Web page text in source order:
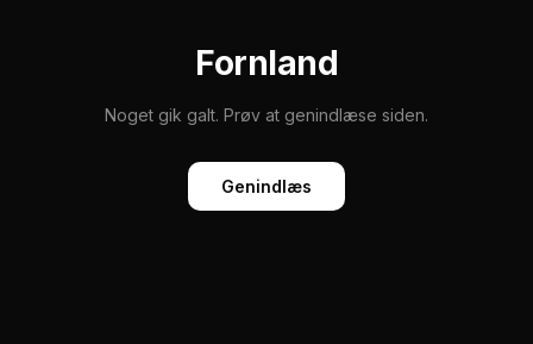
Fornland
Noget gik galt. Prøv at genindlæse siden.
Genindlæs